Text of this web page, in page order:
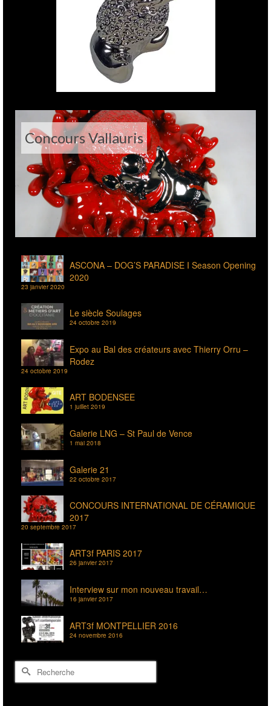
Concours Vallauris
ASCONA – DOG’S PARADISE I Season Opening
2020
23 janvier 2020
Le siècle Soulages
24 octobre 2019
Expo au Bal des créateurs avec Thierry Orru –
Rodez
24 octobre 2019
ART BODENSEE
1 juillet 2019
Galerie LNG – St Paul de Vence
1 mai 2018
Galerie 21
22 octobre 2017
CONCOURS INTERNATIONAL DE CÉRAMIQUE
2017
20 septembre 2017
ART3f PARIS 2017
26 janvier 2017
Interview sur mon nouveau travail…
16 janvier 2017
ART3f MONTPELLIER 2016
24 novembre 2016
Rechercher :